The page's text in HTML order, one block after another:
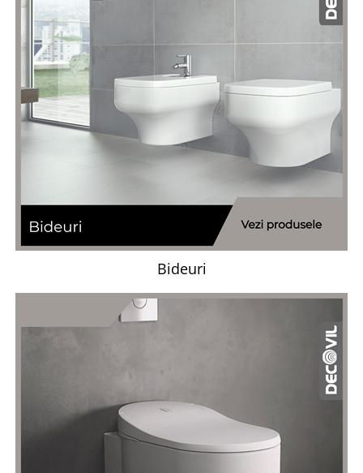
Bideuri